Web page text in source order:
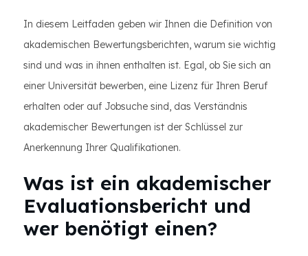
In diesem Leitfaden geben wir Ihnen die Definition von
akademischen Bewertungsberichten, warum sie wichtig
sind und was in ihnen enthalten ist. Egal, ob Sie sich an
einer Universität bewerben, eine Lizenz für Ihren Beruf
erhalten oder auf Jobsuche sind, das Verständnis
akademischer Bewertungen ist der Schlüssel zur
Anerkennung Ihrer Qualifikationen.
Was ist ein akademischer
Evaluationsbericht und
wer benötigt einen?